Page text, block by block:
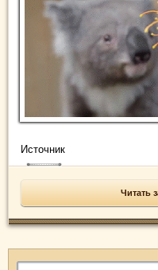
Источник
Читать